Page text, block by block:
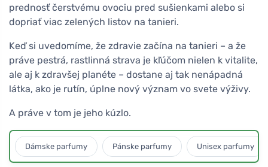
prednosť čerstvému ovociu pred sušienkami alebo si
dopriať viac zelených listov na tanieri.
Keď si uvedomíme, že zdravie začína na tanieri – a že
práve pestrá, rastlinná strava je kľúčom nielen k vitalite,
ale aj k zdravšej planéte – dostane aj tak nenápadná
látka, ako je rutín, úplne nový význam vo svete výživy.
A práve v tom je jeho kúzlo.
Dámske parfumy Pánske parfumy Unisex parfumy